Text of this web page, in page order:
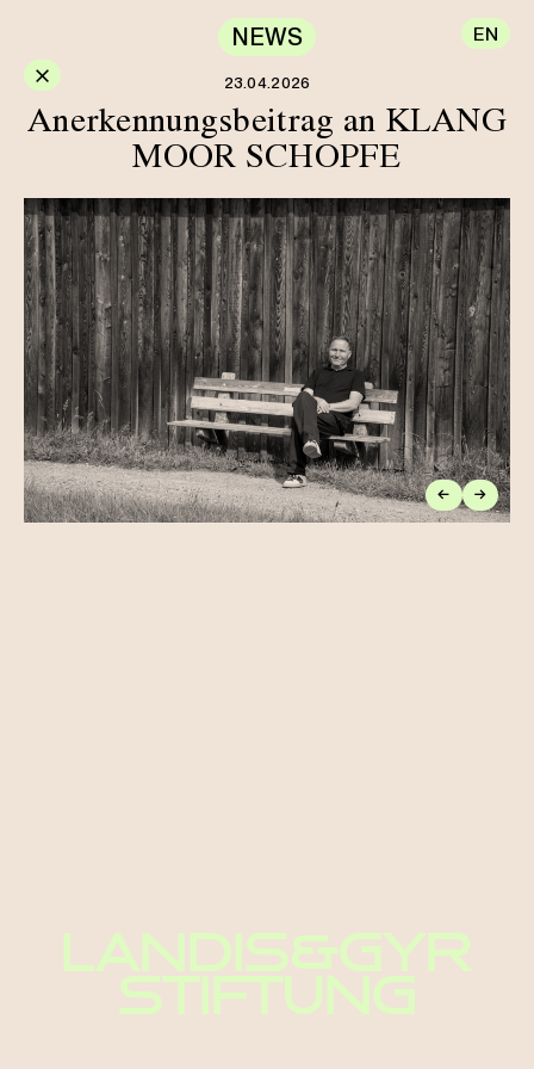
NEWS EN
× 23.04.2026
Anerkennungsbeitrag an KLANG
MOOR SCHOPFE
← →